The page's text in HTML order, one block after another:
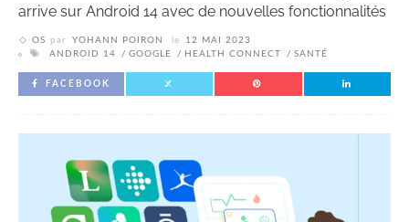
arrive sur Android 14 avec de nouvelles fonctionnalités
OS par YOHANN POIRON le
12 MAI 2023
ANDROID 14
GOOGLE HEALTH CONNECT SANTÉ
FACEBOOK